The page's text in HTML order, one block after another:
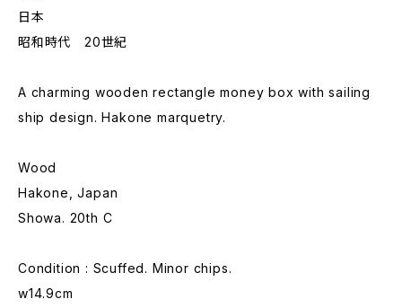
日本
昭和時代 20世紀
A charming wooden rectangle money box with sailing
ship design. Hakone marquetry.
Wood
Hakone, Japan
Showa. 20th C
Condition : Scuffed. Minor chips.
w14.9cm